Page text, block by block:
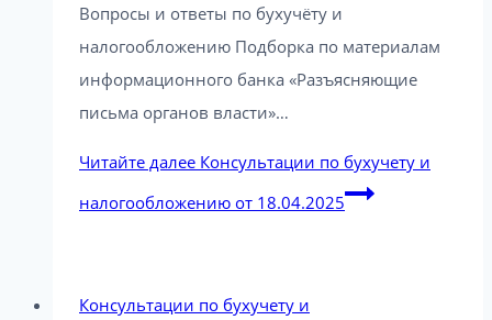
Вопросы и ответы по бухучёту и
налогообложению Подборка по материалам
информационного банка «Разъясняющие
письма органов власти»…
Читайте далее Консультации по бухучету и
налогообложению от 18.04.2025
Консультации по бухучету и